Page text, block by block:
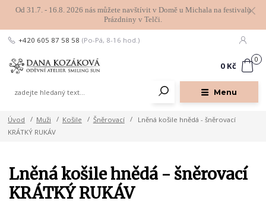
Od 31.7. - 16.8. 2026 nás můžete navštívit v Domě u Michala na festivalu
Prázdniny v Telči.
Menu
+420 605 87 58 58 (Po-Pá, 8-16 hod.)
0
0 Kč
Úvod Muži Košile Šněrovací
Lněná košile hnědá - šněrovací
KRÁTKÝ RUKÁV
Lněná košile hnědá - šněrovací
KRÁTKÝ RUKÁV